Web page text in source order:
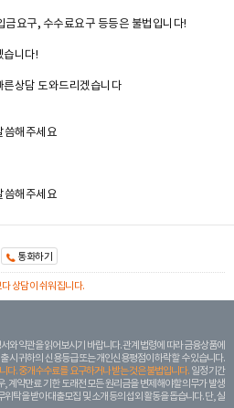
요구, 수수료요구 등등은 불법입니다!
습니다!
상담 도와드리겠습니다
해주세요
해주세요
통화하기
상담이 쉬워집니다.
와 약관을 읽어보시기 바랍니다. 관계 법령에 따라 금융상품에
시 귀하의 신용등급 또는 개인신용평점이 하락할 수 있습니다.
다. 중개수수료를 요구하거나 받는 것은 불법입니다. 일정 기간
계약만료 기한 도래전 모든 원리금을 변제해야할 의무가 발생
탁을 받아 대출모집 및 소개 등의 섭외 활동을 돕습니다. 단, 실